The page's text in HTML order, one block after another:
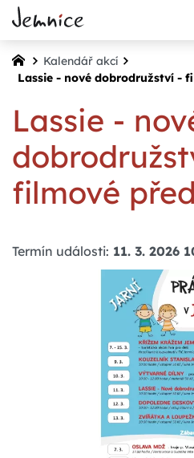
Kalendář akcí
Lassie - nové dobrodružství -
Lassie -
filmové
Termín události: 11. 3. 2026